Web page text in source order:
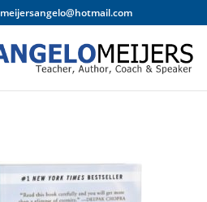
meijersangelo@hotmail.com